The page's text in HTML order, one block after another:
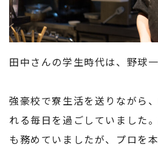
田中さんの学生時代は、野球一
強豪校で寮生活を送りながら
れる毎日を過ごしていました
も務めていましたが、プロを